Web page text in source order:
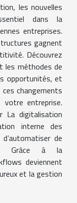
les nouvelles
dans la
entreprises.
gagnent
Découvrez
les méthodes de
opportunités, et
changements
votre entreprise.
La digitalisation
interne des
de
Grâce à la
deviennent
et la gestion